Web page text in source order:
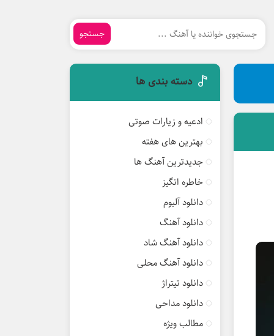
جستجو
دسته بندی ها
ادعیه و زیارات صوتی
بهترین های هفته
جدیدترین آهنگ ها
خاطره انگیز
دانلود آلبوم
دانلود آهنگ
دانلود آهنگ شاد
دانلود آهنگ محلی
دانلود تیتراژ
دانلود مداحی
مطالب ویژه